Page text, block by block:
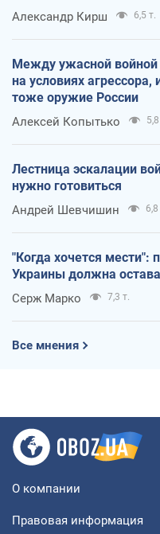
Александр Кирш 6,5 т.
Между ужасной
на условиях
тоже оружие России
Алексей Копытько 5,8
Лестница эскалации
нужно готовиться
Андрей Шевчишин 6,8
"Когда хочется мести":
Украины должна
Серж Марко 7,3 т.
Все мнения
О компании
Правовая информация